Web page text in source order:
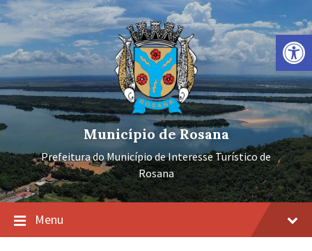
Barra de Ferramentas Aberta
Ir
para
conteúdo
Pular
para
navegação
principal
Pular
para
rodapé
Município de Rosana
Prefeitura do Município de Interesse Turístico de
Rosana
Menu